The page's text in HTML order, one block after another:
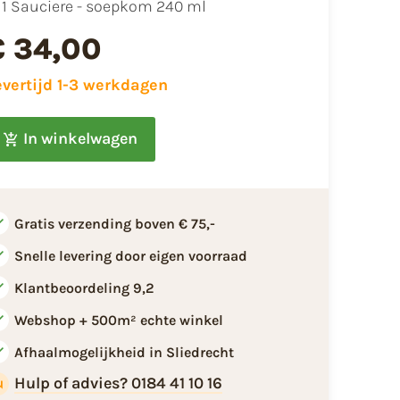
1 Sauciere - soepkom 240 ml
34,00
1-3 werkdagen
In winkelwagen
Gratis verzending boven € 75,-
Snelle levering door eigen voorraad
Klantbeoordeling 9,2
Webshop + 500m² echte winkel
Afhaalmogelijkheid in Sliedrecht
Hulp of advies? 0184 41 10 16